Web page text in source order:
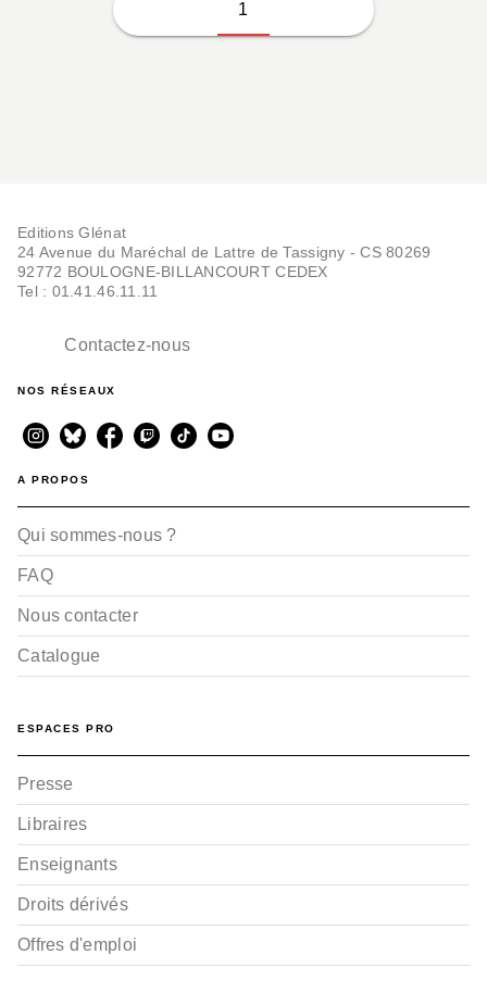
1
Editions Glénat
24 Avenue du Maréchal de Lattre de Tassigny - CS 80269
92772 BOULOGNE-BILLANCOURT CEDEX
Tel : 01.41.46.11.11
Contactez-nous
NOS RÉSEAUX
A PROPOS
Qui sommes-nous ?
FAQ
Nous contacter
Catalogue
ESPACES PRO
Presse
Libraires
Enseignants
Droits dérivés
Offres d'emploi